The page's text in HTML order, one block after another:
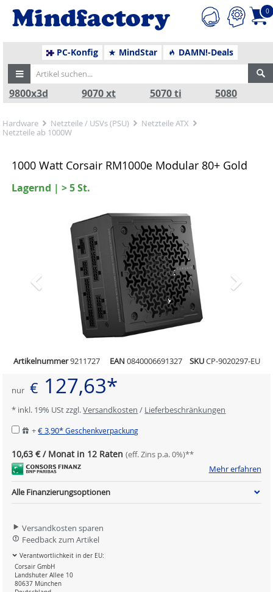
0
PC-Konfig MindStar DAMN!-Deals
9800x3d 9070 xt 5070 ti 5080
Hardware Netzteile / USVs (PSU)
Netzteile ATX
Netzteile ab 1000W
1000 Watt Corsair RM1000e Modular 80+ Gold
Lagernd | > 5 St.
Zurück
Artikelnummer9211727 EAN 0840006691327 SKUCP-9020297-EU
nur € 127,63*
* inkl. 19% USt zzgl.Versandkosten / Lieferbeschränkungen
+€ 3,90*Geschenkverpackung
10,63 € / Monat in 12 Raten (eff. Zins p.a. 0%)**
Mehr erfahren
Alle Finanzierungsoptionen
Versandkosten sparen
Feedback zum Artikel
Verantwortlichkeit in der EU:
Corsair GmbH
Landshuter Allee 10
80637 München